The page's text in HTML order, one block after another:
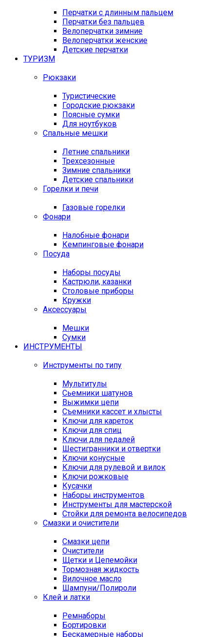
Перчатки с длинным пальцем
Перчатки без пальцев
Велоперчатки зимние
Велоперчатки женские
Детские перчатки
ТУРИЗМ
Рюкзаки
Туристические
Городские рюкзаки
Поясные сумки
Для ноутбуков
Спальные мешки
Летние спальники
Трехсезонные
Зимние спальники
Детские спальники
Горелки и печи
Газовые горелки
Фонари
Налобные фонари
Кемпинговые фонари
Посуда
Наборы посуды
Кастрюли, казанки
Столовые приборы
Кружки
Аксессуары
Мешки
Сумки
ИНСТРУМЕНТЫ
Инструменты по типу
Мультитулы
Сьемники шатунов
Выжимки цепи
Съемники кассет и хлысты
Ключи для кареток
Ключи для спиц
Ключи для педалей
Шестигранники и отвертки
Ключи конусные
Ключи для рулевой и вилок
Ключи рожковые
Кусачки
Наборы инструментов
Инструменты для мастерской
Стойки для ремонта велосипедов
Смазки и очистители
Смазки цепи
Очистители
Щетки и Цепемойки
Тормозная жидкость
Вилочное масло
Шампуни/Полироли
Клей и латки
Ремнаборы
Бортировки
Бескамерные наборы